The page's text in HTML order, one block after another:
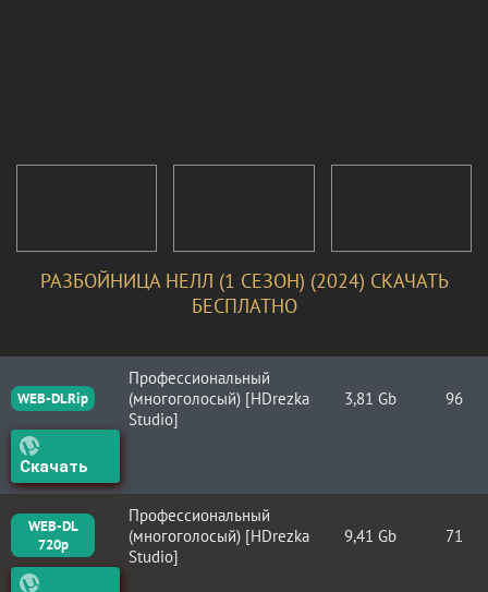
РАЗБОЙНИЦА НЕЛЛ (1 СЕЗОН) (2024) СКАЧАТЬ
БЕСПЛАТНО
WEB-DLRip
Профессиональный
(многоголосый) [HDrezka
Studio]
3,81 Gb 96
Скачать
WEB-DL
720p
Профессиональный
(многоголосый) [HDrezka
Studio]
9,41 Gb 71